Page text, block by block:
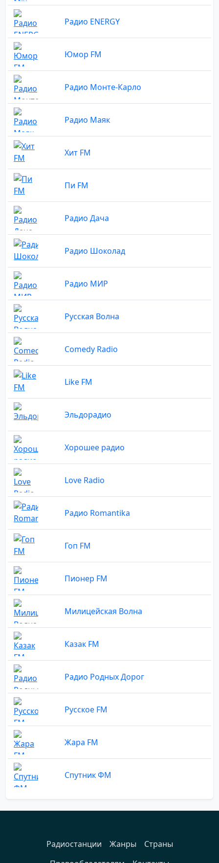
Радио ENERGY
Юмор FM
Радио Монте-Карло
Радио Маяк
Хит FM
Пи FM
Радио Дача
Радио Шоколад
Радио МИР
Русская Волна
Comedy Radio
Like FM
Эльдорадио
Хорошее радио
Love Radio
Радио Romantika
Гоп FM
Пионер FM
Милицейская Волна
Казак FM
Радио Родных Дорог
Русское FM
Жара FM
Спутник ФМ
Радиостанции Жанры
Страны